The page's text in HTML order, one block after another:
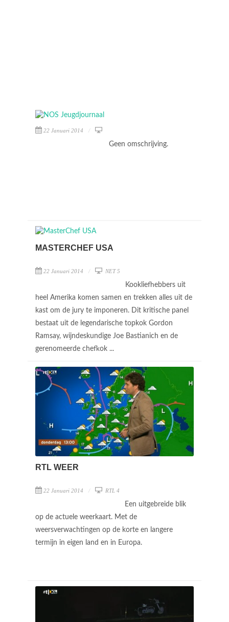
22 Januari 2014
Geen omschrijving.
MASTERCHEF USA
22 Januari 2014 NET 5
Kookliefhebbers uit
heel Amerika komen samen en trekken alles uit de
kast om de jury te imponeren. Dit kritische panel
bestaat uit de legendarische topkok Gordon
Ramsay, wijndeskundige Joe Bastianich en de
gerenomeerde chefkok ...
RTL WEER
22 Januari 2014 RTL 4
Een uitgebreide blik
op de actuele weerkaart. Met de
weersverwachtingen op de korte en langere
termijn in eigen land en in Europa.